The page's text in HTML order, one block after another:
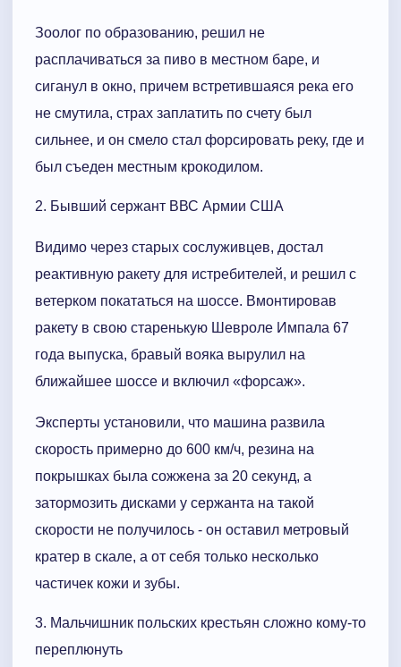
Зоолог по образованию, решил не
расплачиваться за пиво в местном баре, и
сиганул в окно, причем встретившаяся река его
не смутила, страх заплатить по счету был
сильнее, и он смело стал форсировать реку, где и
был съеден местным крокодилом.
2. Бывший сержант ВВС Армии США
Видимо через старых сослуживцев, достал
реактивную ракету для истребителей, и решил с
ветерком покататься на шоссе. Вмонтировав
ракету в свою старенькую Шевроле Импала 67
года выпуска, бравый вояка вырулил на
ближайшее шоссе и включил «форсаж».
Эксперты установили, что машина развила
скорость примерно до 600 км/ч, резина на
покрышках была сожжена за 20 секунд, а
затормозить дисками у сержанта на такой
скорости не получилось - он оставил метровый
кратер в скале, а от себя только несколько
частичек кожи и зубы.
3. Мальчишник польских крестьян сложно кому-то
переплюнуть